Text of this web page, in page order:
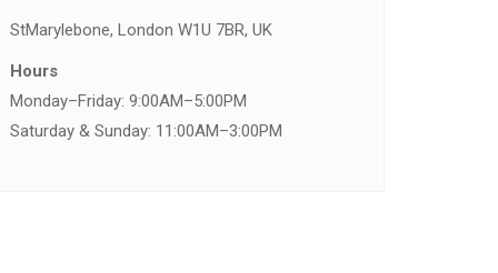
StMarylebone, London W1U 7BR, UK
Hours
Monday–Friday: 9:00AM–5:00PM
Saturday & Sunday: 11:00AM–3:00PM